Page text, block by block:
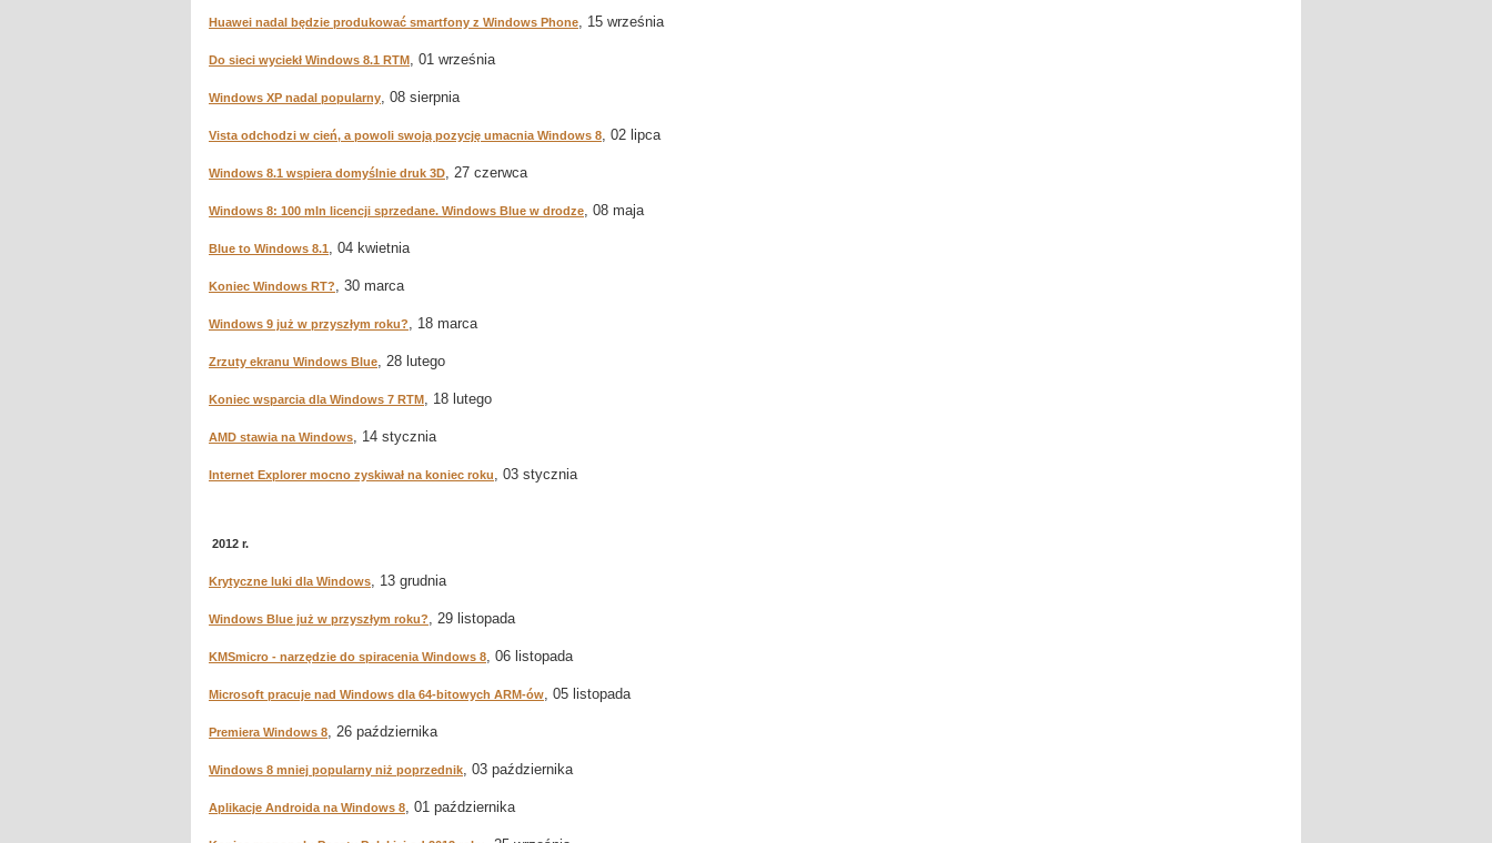
Huawei nadal będzie produkować smartfony z Windows Phone, 15 września
Do sieci wyciekł Windows 8.1 RTM, 01 września
Windows XP nadal popularny, 08 sierpnia
Vista odchodzi w cień, a powoli swoją pozycję umacnia Windows 8, 02 lipca
Windows 8.1 wspiera domyślnie druk 3D, 27 czerwca
Windows 8: 100 mln licencji sprzedane. Windows Blue w drodze, 08 maja
Blue to Windows 8.1, 04 kwietnia
Koniec Windows RT?, 30 marca
Windows 9 już w przyszłym roku?, 18 marca
Zrzuty ekranu Windows Blue, 28 lutego
Koniec wsparcia dla Windows 7 RTM, 18 lutego
AMD stawia na Windows, 14 stycznia
Internet Explorer mocno zyskiwał na koniec roku, 03 stycznia
2012 r.
Krytyczne luki dla Windows, 13 grudnia
Windows Blue już w przyszłym roku?, 29 listopada
KMSmicro - narzędzie do spiracenia Windows 8, 06 listopada
Microsoft pracuje nad Windows dla 64-bitowych ARM-ów, 05 listopada
Premiera Windows 8, 26 października
Windows 8 mniej popularny niż poprzednik, 03 października
Aplikacje Androida na Windows 8, 01 października